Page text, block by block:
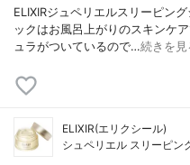
ELIXIRジュペリエルスリーピン
ックはお風呂上がりのスキンケ
ュラがついているので…続きを見
ELIXIR(エリクシール)
シュペリエル スリーピン